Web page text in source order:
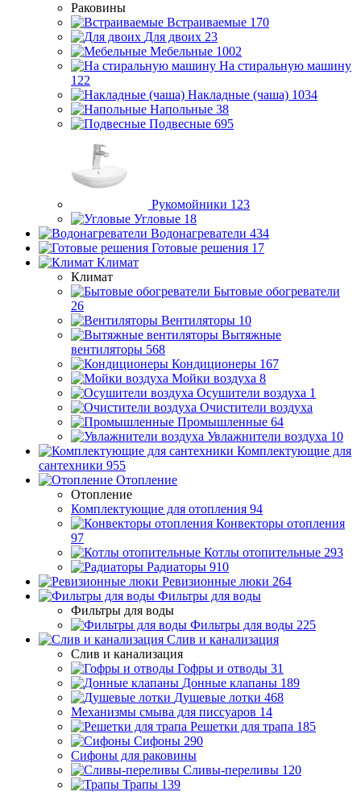
Раковины
Встраиваемые 170
Для двоих 23
Мебельные 1002
На стиральную машину
122
Накладные (чаша) 1034
Напольные 38
Подвесные 695
Рукомойники 123
Угловые 18
Водонагреватели 434
Готовые решения 17
Климат
Климат
Бытовые обогреватели
26
Вентиляторы 10
Вытяжные
вентиляторы 568
Кондиционеры 167
Мойки воздуха 8
Осушители воздуха 1
Очистители воздуха
Промышленные 64
Увлажнители воздуха 10
Комплектующие для
сантехники 955
Отопление
Отопление
Комплектующие для отопления 94
Конвекторы отопления
97
Котлы отопительные 293
Радиаторы 910
Ревизионные люки 264
Фильтры для воды
Фильтры для воды
Фильтры для воды 225
Слив и канализация
Слив и канализация
Гофры и отводы 31
Донные клапаны 189
Душевые лотки 468
Механизмы смыва для писсуаров 14
Решетки для трапа 185
Сифоны 290
Сифоны для раковины
Сливы-переливы 120
Трапы 139